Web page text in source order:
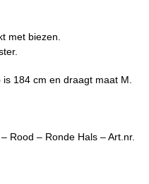
met biezen.
184 cm en draagt maat M.
Rood – Ronde Hals – Art.nr.